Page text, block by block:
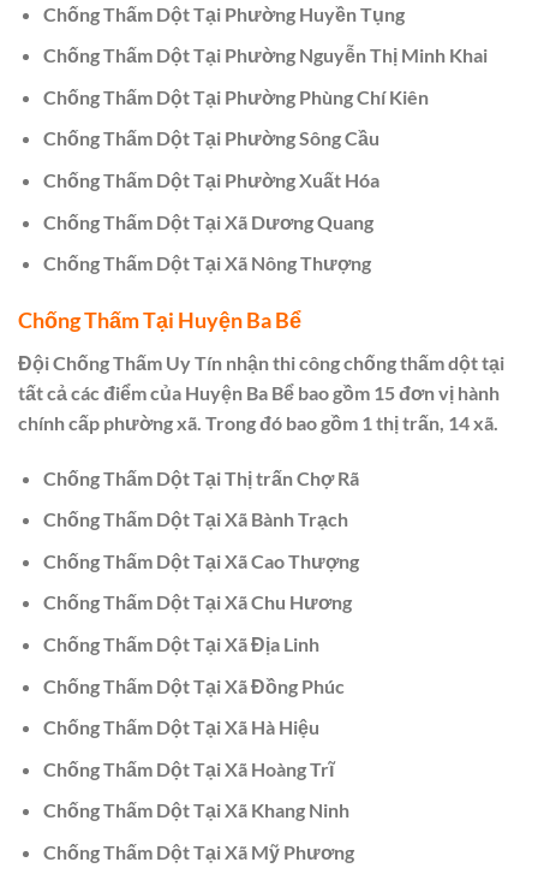
Chống Thấm Dột Tại Phường Huyền Tụng
Chống Thấm Dột Tại Phường Nguyễn Thị Minh Khai
Chống Thấm Dột Tại Phường Phùng Chí Kiên
Chống Thấm Dột Tại Phường Sông Cầu
Chống Thấm Dột Tại Phường Xuất Hóa
Chống Thấm Dột Tại Xã Dương Quang
Chống Thấm Dột Tại Xã Nông Thượng
Chống Thấm Tại Huyện Ba Bể
Đội Chống Thấm Uy Tín nhận thi công chống thấm dột tại
tất cả các điểm của Huyện Ba Bể bao gồm 15 đơn vị hành
chính cấp phường xã. Trong đó bao gồm 1 thị trấn, 14 xã.
Chống Thấm Dột Tại Thị trấn Chợ Rã
Chống Thấm Dột Tại Xã Bành Trạch
Chống Thấm Dột Tại Xã Cao Thượng
Chống Thấm Dột Tại Xã Chu Hương
Chống Thấm Dột Tại Xã Địa Linh
Chống Thấm Dột Tại Xã Đồng Phúc
Chống Thấm Dột Tại Xã Hà Hiệu
Chống Thấm Dột Tại Xã Hoàng Trĩ
Chống Thấm Dột Tại Xã Khang Ninh
Chống Thấm Dột Tại Xã Mỹ Phương